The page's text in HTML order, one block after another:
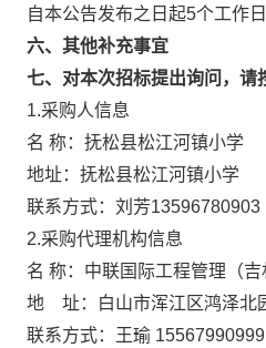
自本公告发布之日起5个工作日
六、其他补充事宜
七、对本次招标提出询问，请
1.采购人信息
名 称：抚松县松江河
地址：抚松县松江
联系方式：刘芳
2.采购代理机构信息
名 称：中联国际
地 址：白山市浑
联系方式：王瑜